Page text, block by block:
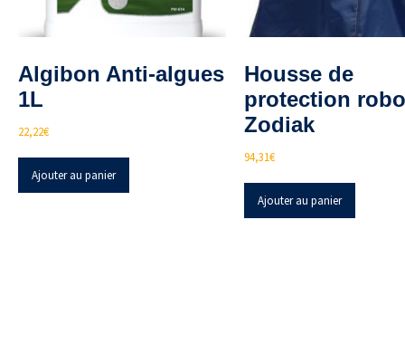
Algibon Anti-algues
1L
22,22€
Ajouter au panier
Housse de
protection
Zodiak
94,31€
Ajouter au panier